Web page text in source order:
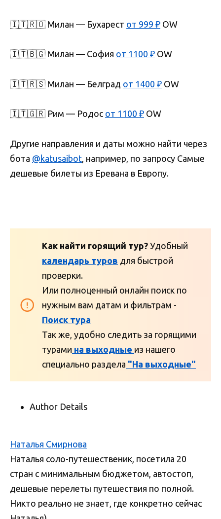
🇮🇹🇷🇴 Милан — Бухарест от 999 ₽ OW
🇮🇹🇧🇬 Милан — София от 1100 ₽ OW
🇮🇹🇷🇸 Милан — Белград от 1400 ₽ OW
🇮🇹🇬🇷 Рим — Родос от 1100 ₽ OW
Другие направления и даты можно найти через
бота @katusaibot, например, по запросу Самые
дешевые билеты из Еревана в Европу.
Как найти горящий тур? Удобный
календарь туров для быстрой
проверки.
Или полноценный онлайн поиск по
нужным вам датам и фильтрам -
Поиск тура
Так же, удобно следить за горящими
турами на выходные из нашего
специально раздела "На выходные"
Author Details
Наталья Смирнова
Наталья соло-путешественик, посетила 20
стран с минимальным бюджетом, автостоп,
дешевые перелеты путешествия по полной.
Никто реально не знает, где конкретно сейчас